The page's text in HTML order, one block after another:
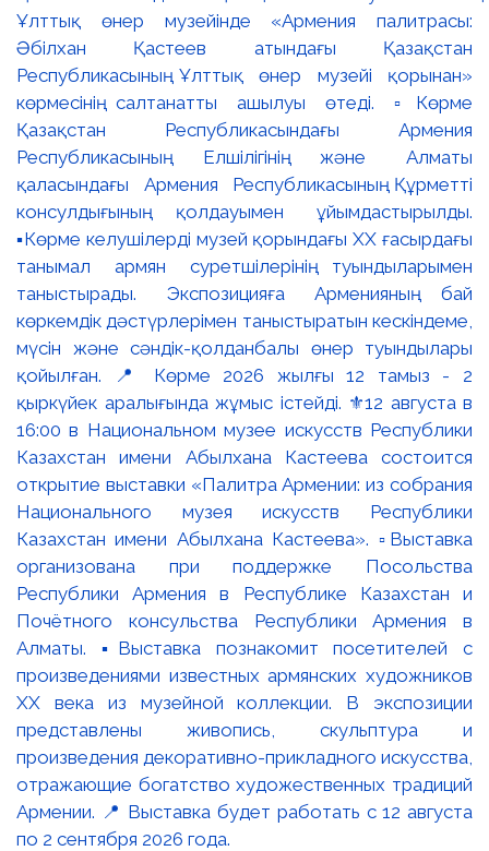
Ұлттық өнер музейінде «Армения палитрасы:
Әбілхан Қастеев атындағы Қазақстан
Республикасының Ұлттық өнер музейі қорынан»
көрмесінің салтанатты ашылуы өтеді. ▫️Көрме
Қазақстан Республикасындағы Армения
Республикасының Елшілігінің және Алматы
қаласындағы Армения Республикасының Құрметті
консулдығының қолдауымен ұйымдастырылды.
▪️Көрме келушілерді музей қорындағы ХХ ғасырдағы
танымал армян суретшілерінің туындыларымен
таныстырады. Экспозицияға Арменияның бай
көркемдік дәстүрлерімен таныстыратын кескіндеме,
мүсін және сәндік-қолданбалы өнер туындылары
қойылған. 📍 Көрме 2026 жылғы 12 тамыз - 2
қыркүйек аралығында жұмыс істейді. ⚜️12 августа в
16:00 в Национальном музее искусств Республики
Казахстан имени Абылхана Кастеева состоится
открытие выставки «Палитра Армении: из собрания
Национального музея искусств Республики
Казахстан имени Абылхана Кастеева». ▫️Выставка
организована при поддержке Посольства
Республики Армения в Республике Казахстан и
Почётного консульства Республики Армения в
Алматы. ▪️Выставка познакомит посетителей с
произведениями известных армянских художников
XX века из музейной коллекции. В экспозиции
представлены живопись, скульптура и
произведения декоративно-прикладного искусства,
отражающие богатство художественных традиций
Армении. 📍 Выставка будет работать с 12 августа
по 2 сентября 2026 года.